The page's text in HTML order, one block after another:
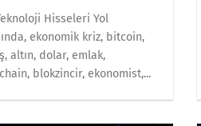
Hisseleri Yol
ekonomik kriz, bitcoin,
altın, dolar, emlak,
blokzincir, ekonomist,...